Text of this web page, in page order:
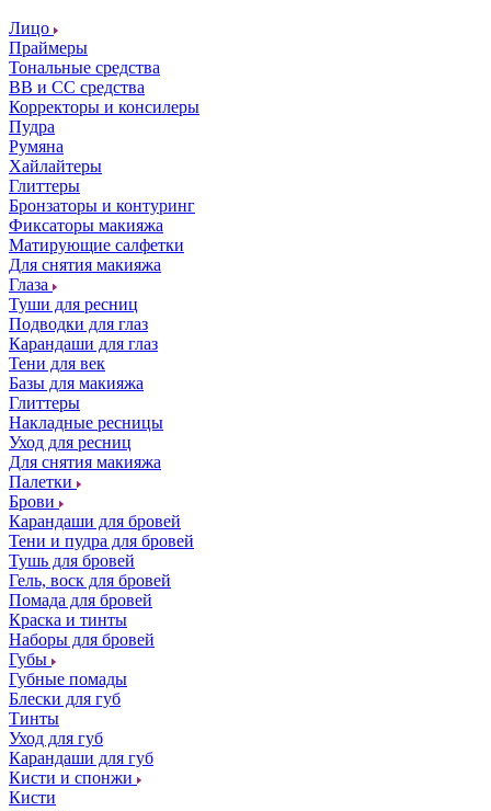
Лицо
Праймеры
Тональные средства
ВВ и СС средства
Корректоры и консилеры
Пудра
Румяна
Хайлайтеры
Глиттеры
Бронзаторы и контуринг
Фиксаторы макияжа
Матирующие салфетки
Для снятия макияжа
Глаза
Туши для ресниц
Подводки для глаз
Карандаши для глаз
Тени для век
Базы для макияжа
Глиттеры
Накладные ресницы
Уход для ресниц
Для снятия макияжа
Палетки
Брови
Карандаши для бровей
Тени и пудра для бровей
Тушь для бровей
Гель, воск для бровей
Помада для бровей
Краска и тинты
Наборы для бровей
Губы
Губные помады
Блески для губ
Тинты
Уход для губ
Карандаши для губ
Кисти и спонжи
Кисти